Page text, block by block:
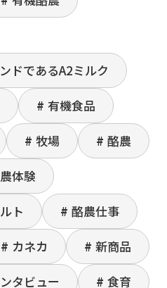
ドであるA2ミルク
有機食品
牧場
酪農
体験
ト
酪農仕事
カネカ
新商品
タビュー 食育